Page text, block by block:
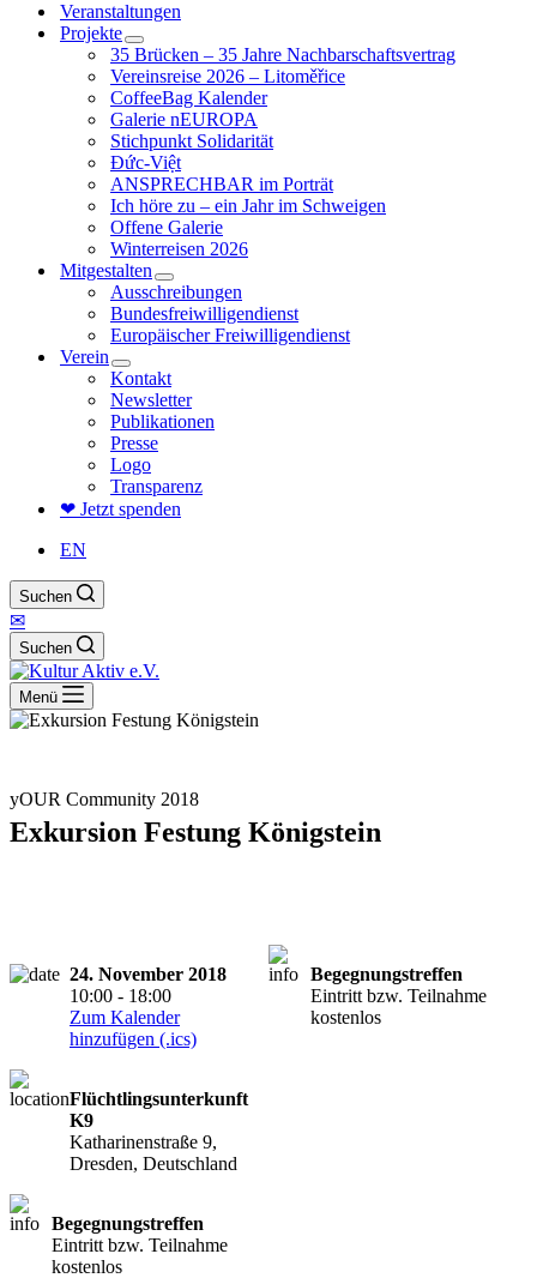
Veranstaltungen
Projekte
35 Brücken – 35 Jahre Nachbarschaftsvertrag
Vereinsreise 2026 – Litoměřice
CoffeeBag Kalender
Galerie nEUROPA
Stichpunkt Solidarität
Đức-Việt
ANSPRECHBAR im Porträt
Ich höre zu – ein Jahr im Schweigen
Offene Galerie
Winterreisen 2026
Mitgestalten
Ausschreibungen
Bundesfreiwilligendienst
Europäischer Freiwilligendienst
Verein
Kontakt
Newsletter
Publikationen
Presse
Logo
Transparenz
❤ Jetzt spenden
EN
Suchen
✉
Suchen
Menü
yOUR Community 2018
Exkursion Festung Königstein
24. November 2018
10:00 - 18:00
Zum Kalender
hinzufügen (.ics)
Flüchtlingsunterkunft
K9
Katharinenstraße 9,
Dresden, Deutschland
Begegnungstreffen
Eintritt bzw. Teilnahme
kostenlos
Begegnungstreffen
Eintritt bzw. Teilnahme
kostenlos